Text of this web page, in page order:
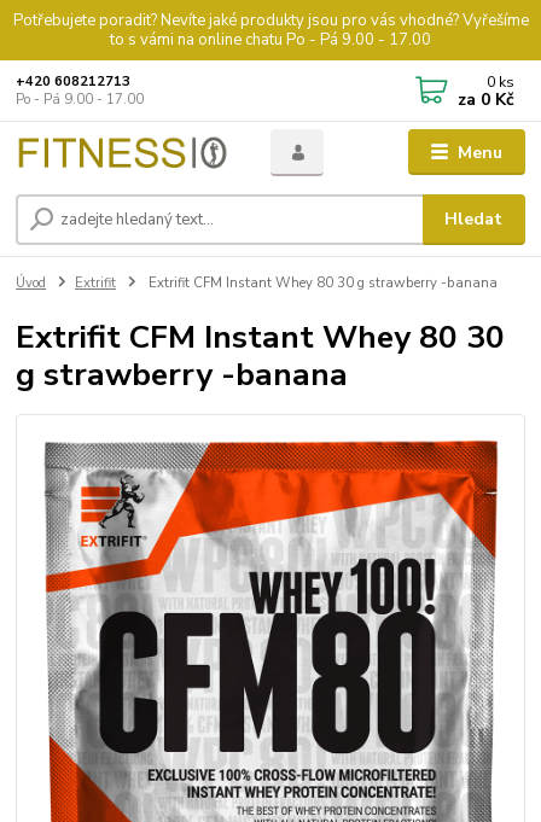
Potřebujete poradit? Nevíte jaké produkty jsou pro vás vhodné? Vyřešíme
to s vámi na online chatu Po - Pá 9.00 - 17.00
Menu
Hledat
+420 608212713
Po - Pá 9.00 - 17.00
0 ks
za 0 Kč
Úvod Extrifit Extrifit CFM Instant Whey 80 30 g strawberry -banana
Extrifit CFM Instant Whey 80 30
g strawberry -banana